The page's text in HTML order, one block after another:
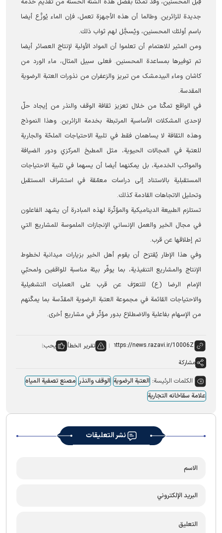
قِبل المحسنين، وقد تمكّنا بفضل هذه السُّنّة الحسنة من تقديم خدمة
جديدة للزائرين. وطالما أن هذه الأجهزة تعمل، فإن الماء يُوزَّع أيضا
باسم أولئك المحسنين، ويُسجَّل لهم ثواب ذلك.
ومن المثير للاهتمام أن تعلموا أن المواد الأولية لإنتاج العصائر أيضا
تم توفيرها بمساعدة المحسنين. فعلى سبيل المثال، ماء الورد من
كاشان وماء البيدمشک من تبريز والزعفران من نذورات العتبة الرضوية
المقدسة.
في الواقع تمكّنا من خلال تعزيز ثقافة الوقف والنذر من إيجاد حلّ
لإحدى المشكلات الأساسية المرتبطة بخدمة الزائرين. وهذا النموذج
وهذه الثقافة لا يساهمان فقط في تلبية الاحتياجات الملحّة والجارية
للعتبة في المجالات الحيوية، مثل المطبخ المركزي ودور الضيافة
والمواكب الخدمية، بل يمكنهما أيضا أن يسهما في تلبية الاحتياجات
المستقبلية بالاستناد إلى دراسات معمّقة في استشراف المستقبل
وتحليل الاتجاهات القادمة كذلك.
تستلزم الطبيعة الديناميكية والمؤثّرة لهذه المبادرة أن يشهد الفاعلون
في مجال الخير والعمل الإنساني الإنجازات الملموسة للمشاريع التي
تم إطلاقها عن قرب.
وفي هذا الإطار يُقترَح أن يقوم أهل الخير بزيارات ميدانية لخطوط
الإنتاج والمشاريع التنفيذية، بما يوفّر بيئة مناسبة للواقفين ولمحبّي
الإمام الرضا (ع) للتعرّف عن قرب على العمليات التشغيلية
والاحتياجات القائمة في مجموعة العتبة الرضوية المقدّسة بما يمكّنهم
من الإسهام بفاعلية والاضطلاع بدور مؤثّر في مشاريع أخرى.
تقرير الخطأ
يحب:
مشاركة
الكلمات الرئيسة: العتبة الرضویة الوقف والنذر مصنع تصفیة المیاه
علامة سقاخانه التجاریة
نشر التعليقات